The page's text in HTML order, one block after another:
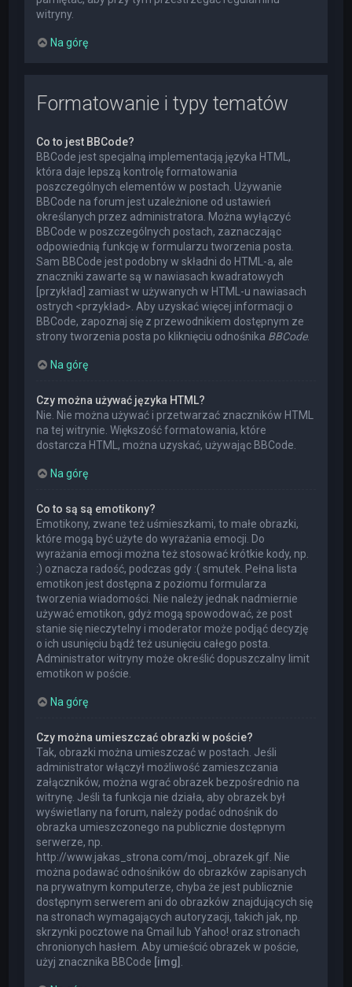
witryny.
Na górę
Formatowanie i typy tematów
Co to jest BBCode?
BBCode jest specjalną implementacją języka HTML,
która daje lepszą kontrolę formatowania
poszczególnych elementów w postach. Używanie
BBCode na forum jest uzależnione od ustawień
określanych przez administratora. Można wyłączyć
BBCode w poszczególnych postach, zaznaczając
odpowiednią funkcję w formularzu tworzenia posta.
Sam BBCode jest podobny w składni do HTML-a, ale
znaczniki zawarte są w nawiasach kwadratowych
[przykład] zamiast w używanych w HTML-u nawiasach
ostrych <przykład>. Aby uzyskać więcej informacji o
BBCode, zapoznaj się z przewodnikiem dostępnym ze
strony tworzenia posta po kliknięciu odnośnika BBCode.
Na górę
Czy można używać języka HTML?
Nie. Nie można używać i przetwarzać znaczników HTML
na tej witrynie. Większość formatowania, które
dostarcza HTML, można uzyskać, używając BBCode.
Na górę
Co to są są emotikony?
Emotikony, zwane też uśmieszkami, to małe obrazki,
które mogą być użyte do wyrażania emocji. Do
wyrażania emocji można też stosować krótkie kody, np.
:) oznacza radość, podczas gdy :( smutek. Pełna lista
emotikon jest dostępna z poziomu formularza
tworzenia wiadomości. Nie należy jednak nadmiernie
używać emotikon, gdyż mogą spowodować, że post
stanie się nieczytelny i moderator może podjąć decyzję
o ich usunięciu bądź też usunięciu całego posta.
Administrator witryny może określić dopuszczalny limit
emotikon w poście.
Na górę
Czy można umieszczać obrazki w poście?
Tak, obrazki można umieszczać w postach. Jeśli
administrator włączył możliwość zamieszczania
załączników, można wgrać obrazek bezpośrednio na
witrynę. Jeśli ta funkcja nie działa, aby obrazek był
wyświetlany na forum, należy podać odnośnik do
obrazka umieszczonego na publicznie dostępnym
serwerze, np.
http://www.jakas_strona.com/moj_obrazek.gif. Nie
można podawać odnośników do obrazków zapisanych
na prywatnym komputerze, chyba że jest publicznie
dostępnym serwerem ani do obrazków znajdujących się
na stronach wymagających autoryzacji, takich jak, np.
skrzynki pocztowe na Gmail lub Yahoo! oraz stronach
chronionych hasłem. Aby umieścić obrazek w poście,
użyj znacznika BBCode [img] .